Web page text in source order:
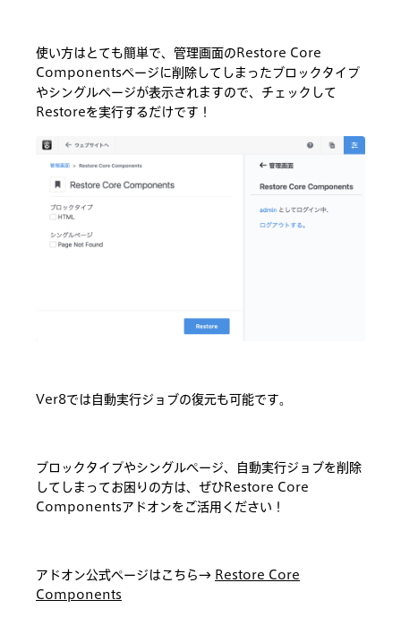
使い方はとても簡単で、管理画面のRestore Core
Componentsページに削除してしまったブロックタイプ
やシングルページが表示されますので、チェックして
Restoreを実行するだけです！
Ver8では自動実行ジョブの復元も可能です。
ブロックタイプやシングルページ、自動実行ジョブを削除
してしまってお困りの方は、ぜひRestore Core
Componentsアドオンをご活用ください！
アドオン公式ページはこちら→ Restore Core
Components